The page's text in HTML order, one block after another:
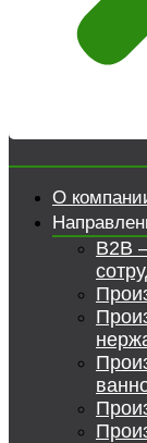
О
B2B